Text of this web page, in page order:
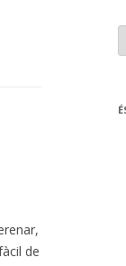
de
C
t
r
i